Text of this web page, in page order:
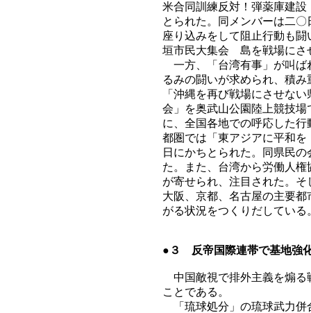
米合同訓練反対！弾薬庫建
とられた。同メンバーは二
座り込みをして阻止行動も
垣市民大集会 島を戦場にさ
一方、「台湾有事」が叫ば
るみの闘いが求められ、積
「沖縄を再び戦場にさせな
会」を奥武山公園陸上競技
に、全国各地での呼応した
都圏では「東アジアに平和
日にかちとられた。同県民
た。また、台湾から労働人
が寄せられ、注目された。
大阪、京都、名古屋の主要
がる状況をつくりだしている
●３ 反帝国際連帯で基地強
中国敵視で排外主義を煽る
ことである。
「琉球処分」の琉球武力併